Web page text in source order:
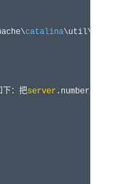
catalina\util\
：把server .number、